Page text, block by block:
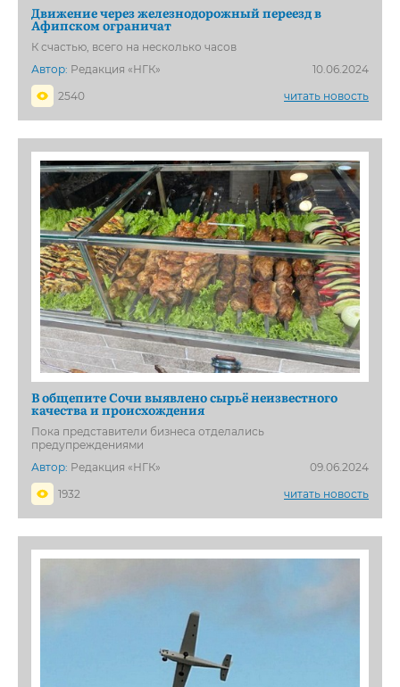
Движение через железнодорожный переезд в
Афипском ограничат
К счастью, всего на несколько часов
Автор: Редакция «НГК»
10.06.2024
2540
читать новость
В общепите Сочи выявлено сырьё неизвестного
качества и происхождения
Пока представители бизнеса отделались
предупреждениями
Автор: Редакция «НГК»
09.06.2024
1932
читать новость